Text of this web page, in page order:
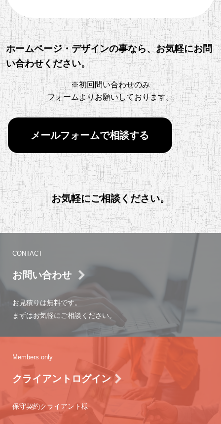
ホームページ・デザインの事なら、お気軽にお問
い合わせください。
※初回問い合わせのみ
フォームよりお願いしております。
メールフォームで相談する
お気軽にご相談ください。
CONTACT
お問い合わせ
お見積りは無料です。
まずはお気軽にご相談ください。
Members only
クライアントログイン
保守契約クライアント様